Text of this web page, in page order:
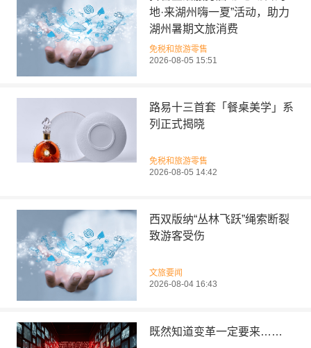
地·来湖州嗨一夏”活动，助力
湖州暑期文旅消费
免税和旅游零售
2026-08-05 15:51
路易十三首套「餐桌美学」系
列正式揭晓
免税和旅游零售
2026-08-05 14:42
西双版纳“丛林飞跃”绳索断裂
致游客受伤
文旅要闻
2026-08-04 16:43
既然知道变革一定要来……